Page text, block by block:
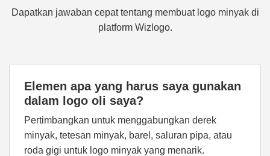
Dapatkan jawaban cepat tentang membuat logo minyak di
platform Wizlogo.
Elemen apa yang harus saya gunakan
dalam logo oli saya?
Pertimbangkan untuk menggabungkan derek
minyak, tetesan minyak, barel, saluran pipa, atau
roda gigi untuk logo minyak yang menarik.